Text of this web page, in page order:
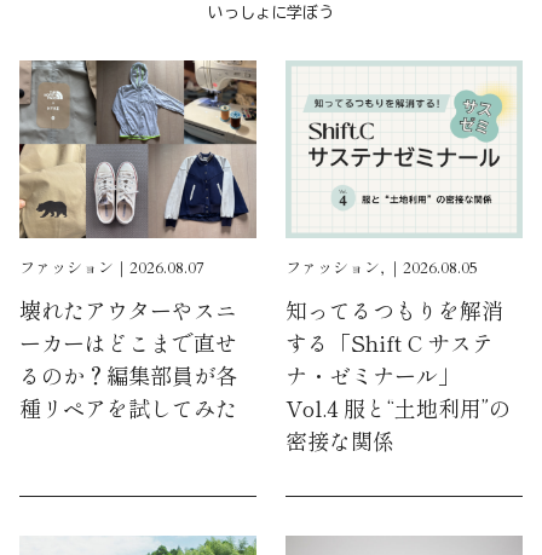
いっしょに学ぼう
ファッション｜2026.08.07
壊れたアウターやスニ
ーカーはどこまで直せ
るのか？編集部員が各
種リペアを試してみた
ファッション, ｜2026.08.05
知ってるつもりを解消
する「Shift C サステ
ナ・ゼミナール」
Vol.4 服と“土地利用”の
密接な関係